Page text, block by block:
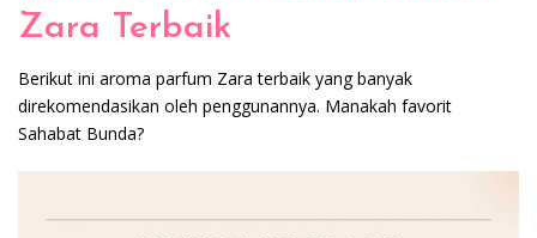
Zara Terbaik
Berikut ini aroma parfum Zara terbaik yang banyak
direkomendasikan oleh penggunannya. Manakah favorit
Sahabat Bunda?